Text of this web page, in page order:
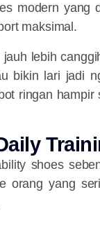
modern yang
maksimal.
lebih
bikin lari jadi
ringan
shoes
orang yang